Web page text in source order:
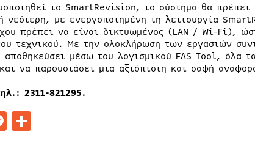
το SmartRevision, το σύστημα θα
νεότερη, με ενεργοποιημένη τη λειτουργία
πρέπει να είναι δικτυωμένος (LAN / Wi-Fi),
τεχνικού. Με την ολοκλήρωση των εργασιών
μέσω του λογισμικού FAS Tool, όλα
να παρουσιάσει μια αξιόπιστη και σαφή
2311-821295.
Messenger
Μοιραστείτε